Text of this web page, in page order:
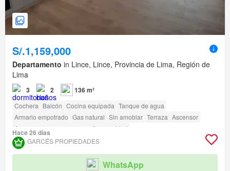
S/.1,159,000
Departamento in Lince, Lince, Provincia de Lima, Región de
Lima
3 2 136 m²
Cochera Balcón Cocina equipada Tanque de agua
Armario empotrado Gas natural Sin amoblar Terraza Ascensor
Acceso para personas con discapacidad
Hace 26 días
GARCÉS PROPIEDADES
WhatsApp